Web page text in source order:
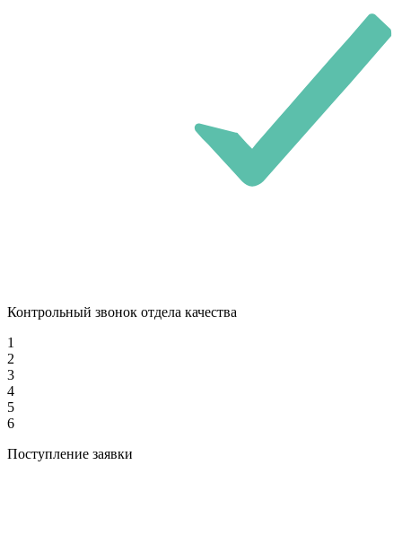
Контрольный звонок отдела качества
1
2
3
4
5
6
Поступление заявки